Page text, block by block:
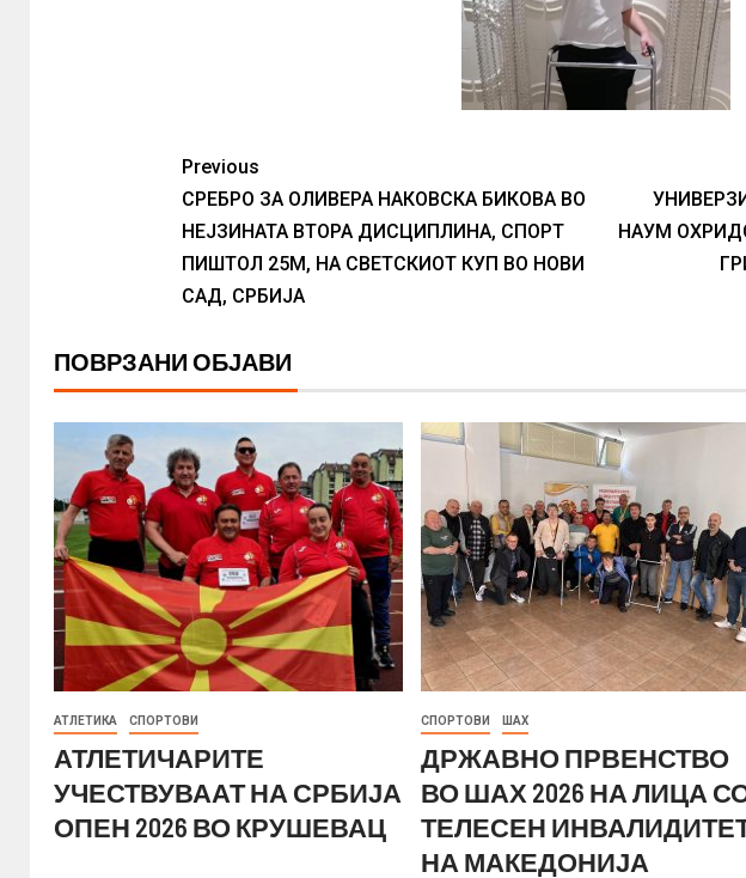
Previous
СРЕБРО ЗА ОЛИВЕРА НАКОВСКА БИКОВА ВО
НЕЈЗИНАТА ВТОРА ДИСЦИПЛИНА, СПОРТ
ПИШТОЛ 25М, НА СВЕТСКИОТ КУП ВО НОВИ
САД, СРБИЈА
НАУМ
ПОВРЗАНИ ОБЈАВИ
АТЛЕТИКА СПОРТОВИ
АТЛЕТИЧАРИТЕ
УЧЕСТВУВААТ НА СРБИЈА
ОПЕН 2026 ВО КРУШЕВАЦ
СПОРТОВИ ШАХ
ДРЖАВНО ПРВЕНСТВО
ВО ШАХ 2026 НА ЛИЦА
ТЕЛЕСЕН
НА МАКЕДОНИЈА